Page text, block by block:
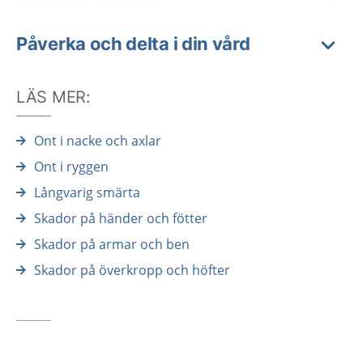
Påverka och delta i din vård
LÄS MER:
Ont i nacke och axlar
Ont i ryggen
Långvarig smärta
Skador på händer och fötter
Skador på armar och ben
Skador på överkropp och höfter